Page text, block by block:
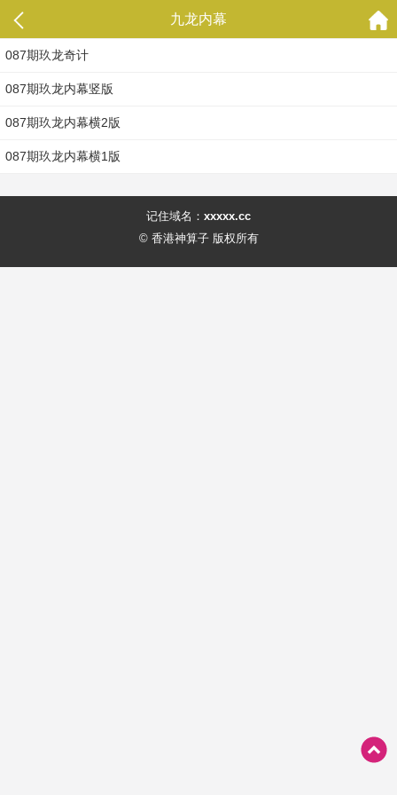
九龙内幕
087期玖龙奇计
087期玖龙内幕竖版
087期玖龙内幕横2版
087期玖龙内幕横1版
记住域名： xxxxx.cc
© 香港神算子 版权所有